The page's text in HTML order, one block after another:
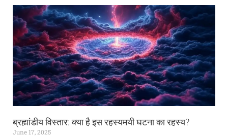
ब्रह्मांडीय विस्तार: क्या है इस रहस्यमयी घटना का रहस्य?
June 17, 2025